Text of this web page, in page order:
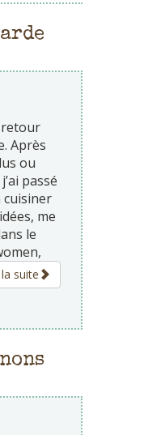
retour
Après
ou
passé
cuisiner
me
le
suite